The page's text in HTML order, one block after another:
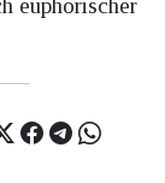
euphorischer